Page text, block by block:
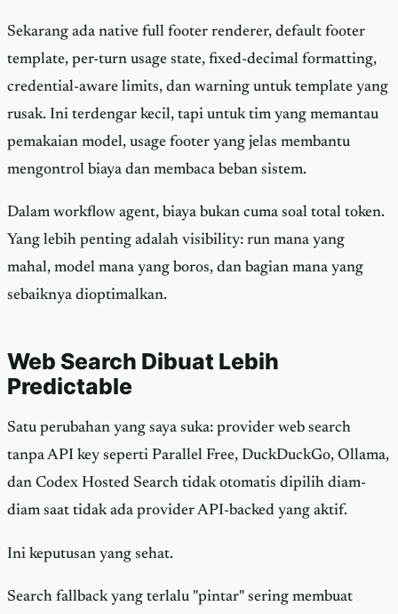
Sekarang ada native full footer renderer, default footer
template, per-turn usage state, fixed-decimal formatting,
credential-aware limits, dan warning untuk template yang
rusak. Ini terdengar kecil, tapi untuk tim yang memantau
pemakaian model, usage footer yang jelas membantu
mengontrol biaya dan membaca beban sistem.
Dalam workflow agent, biaya bukan cuma soal total token.
Yang lebih penting adalah visibility: run mana yang
mahal, model mana yang boros, dan bagian mana yang
sebaiknya dioptimalkan.
Web Search Dibuat Lebih
Predictable
Satu perubahan yang saya suka: provider web search
tanpa API key seperti Parallel Free, DuckDuckGo, Ollama,
dan Codex Hosted Search tidak otomatis dipilih diam-
diam saat tidak ada provider API-backed yang aktif.
Ini keputusan yang sehat.
Search fallback yang terlalu "pintar" sering membuat